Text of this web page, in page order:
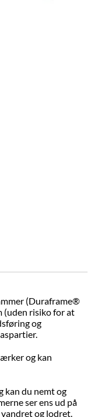
(Duraframe®
(uden risiko for at
og
og kan
kan du nemt og
ser ens ud på
vandret og lodret.